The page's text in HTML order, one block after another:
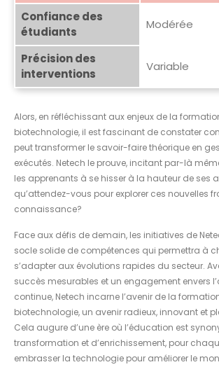
Confiance des
étudiants
Modérée
Précision des
interventions
Variable
Alors, en réfléchissant aux enjeux de la
biotechnologie, il est fascinant de constater
peut transformer le savoir-faire théorique en
exécutés. Netech le prouve, incitant par-là
les apprenants à se hisser à la hauteur de ses
qu’attendez-vous pour explorer ces nouvelles
connaissance?
Face aux défis de demain, les initiatives de
socle solide de compétences qui permettra à
s’adapter aux évolutions rapides du secteur.
succès mesurables et un engagement envers
continue, Netech incarne l’avenir de la
biotechnologie, un avenir radieux, innovant et
Cela augure d’une ère où l’éducation est
transformation et d’enrichissement, pour
embrasser la technologie pour améliorer le